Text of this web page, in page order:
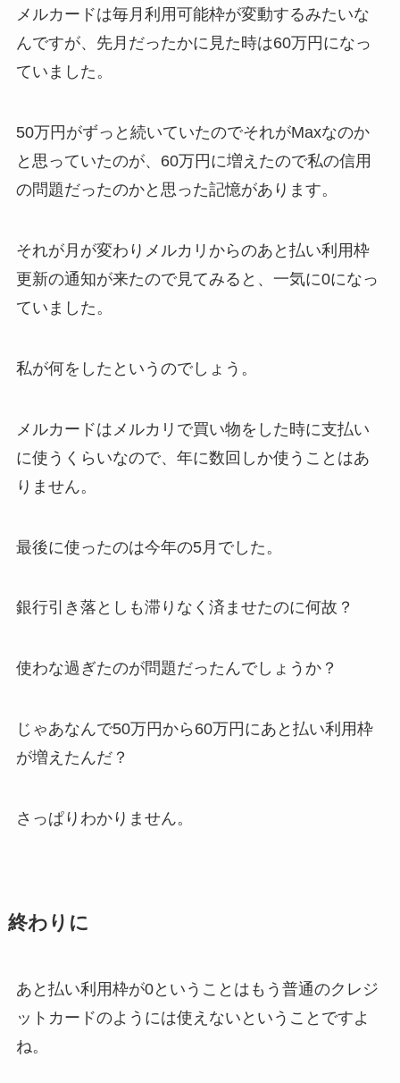
メルカードは毎月利用可能枠が変動するみたいな
んですが、先月だったかに見た時は60万円になっ
ていました。
50万円がずっと続いていたのでそれがMaxなのか
と思っていたのが、60万円に増えたので私の信用
の問題だったのかと思った記憶があります。
それが月が変わりメルカリからのあと払い利用枠
更新の通知が来たので見てみると、一気に0になっ
ていました。
私が何をしたというのでしょう。
メルカードはメルカリで買い物をした時に支払い
に使うくらいなので、年に数回しか使うことはあ
りません。
最後に使ったのは今年の5月でした。
銀行引き落としも滞りなく済ませたのに何故？
使わな過ぎたのが問題だったんでしょうか？
じゃあなんで50万円から60万円にあと払い利用枠
が増えたんだ？
さっぱりわかりません。
終わりに
あと払い利用枠が0ということはもう普通のクレジ
ットカードのようには使えないということですよ
ね。